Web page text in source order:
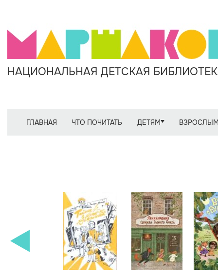
НАЦИОНАЛЬНАЯ ДЕТСКАЯ
ГЛАВНАЯ ЧТО ПОЧИТАТЬ ДЕТЯМ